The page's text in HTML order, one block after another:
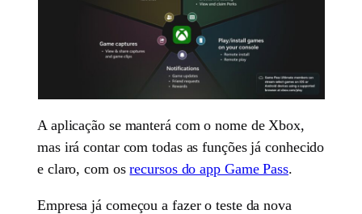
A aplicação se manterá com o nome de Xbox,
mas irá contar com todas as funções já conhecido
e claro, com osrecursos do app Game Pass.
Empresa já começou a fazer o teste da nova